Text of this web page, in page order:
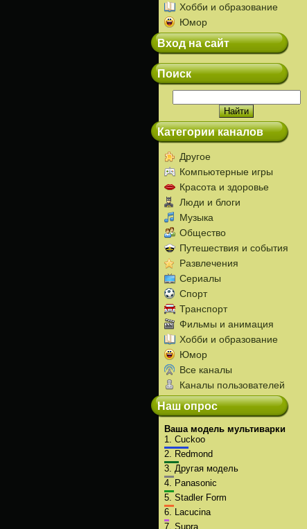
Хобби и образование
Юмор
Вход на сайт
Поиск
Категории каналов
Другое
Компьютерные игры
Красота и здоровье
Люди и блоги
Музыка
Общество
Путешествия и события
Развлечения
Сериалы
Спорт
Транспорт
Фильмы и анимация
Хобби и образование
Юмор
Все каналы
Каналы пользователей
Наш опрос
Ваша модель мультиварки
1. Cuckoo
2.
Redmond
3. Другая модель
4.
Panasonic
5. Stadler Form
6.
Lacucina
7. Supra